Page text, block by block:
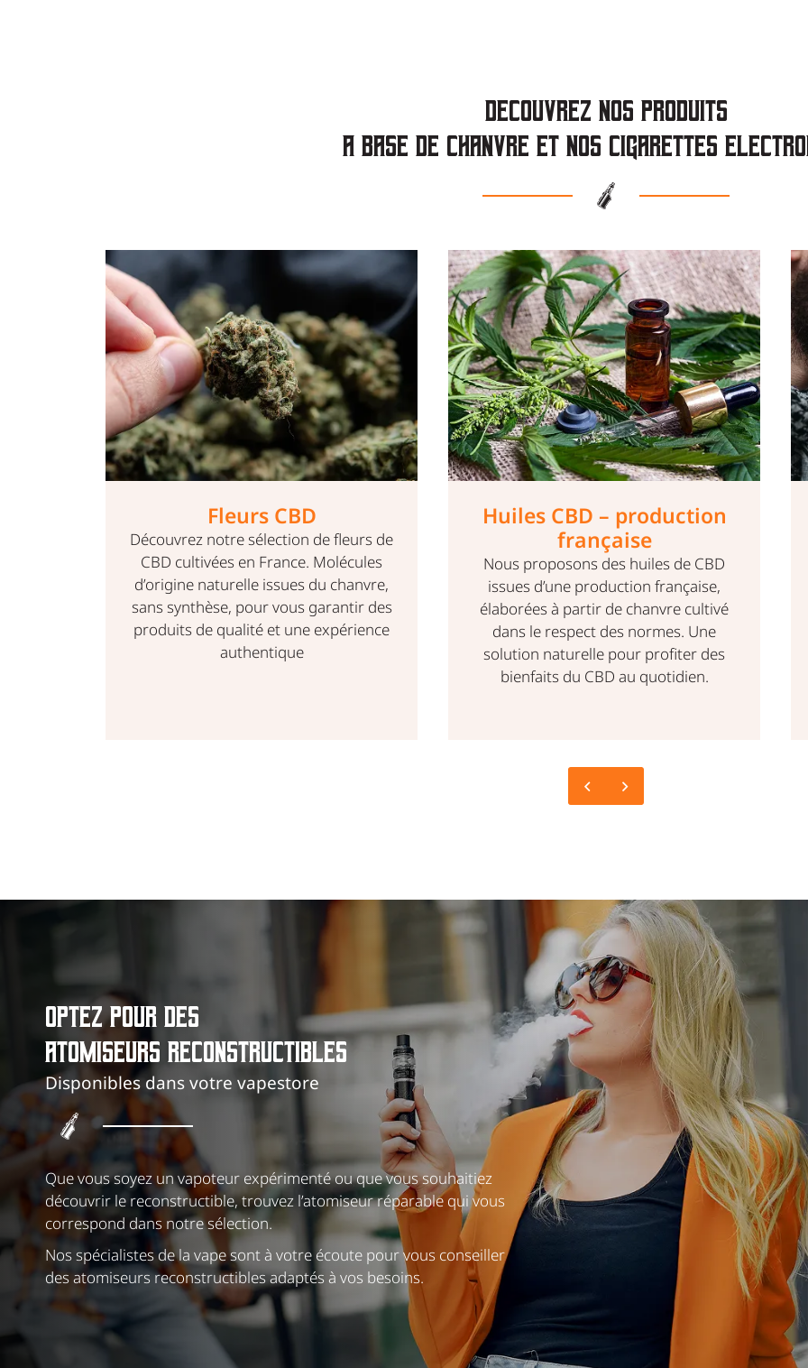
Découvrez nos produits
à base de chanvre et nos cigarettes
Huiles CBD – production
française
Nous proposons des huiles de CBD
issues d’une production française,
élaborées à partir de chanvre cultivé
dans le respect des normes. Une
solution naturelle pour profiter des
E-cigarette
La vape permet d’arrêter
progressivement le tabac, sans effet de
manque. Il est possible d’adapter votre
consommation de nicotine tout en
profitant de saveurs variées selon vos
préférences.
OPTEZ POUR DES
ATOMISEURS RECONSTRUCTIBLES
Disponibles dans votre vapestore
Que vous soyez un vapoteur expérimenté ou que vous souhaitiez
découvrir le reconstructible, trouvez l’atomiseur réparable qui vous
correspond dans notre sélection.
Nos spécialistes de la vape sont à votre écoute pour vous conseiller
des atomiseurs reconstructibles adaptés à vos besoins.